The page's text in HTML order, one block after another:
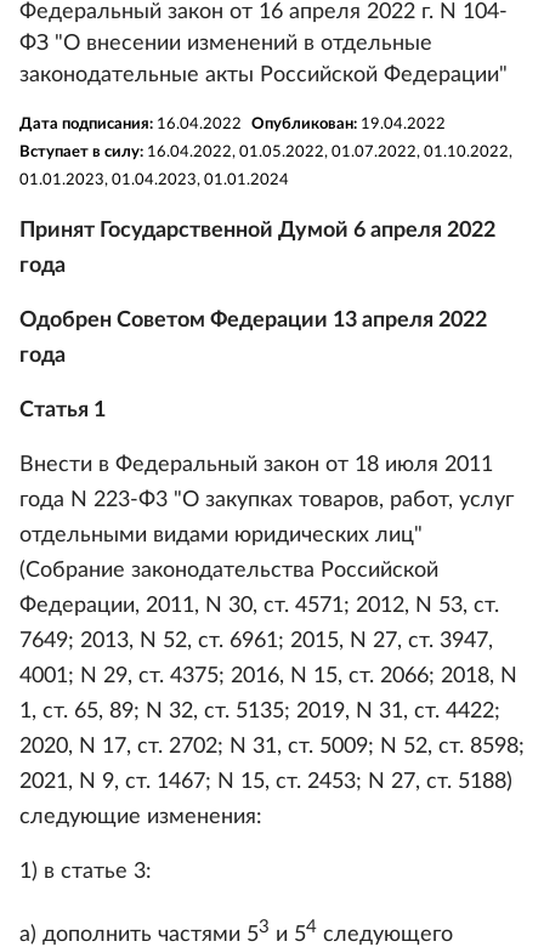
Федеральный закон от 16 апреля 2022 г. N 104-
ФЗ "О внесении изменений в отдельные
законодательные акты Российской Федерации"
Дата подписания: 16.04.2022 Опубликован: 19.04.2022
Вступает в силу: 16.04.2022, 01.05.2022, 01.07.2022, 01.10.2022,
01.01.2023, 01.04.2023, 01.01.2024
Принят Государственной Думой 6 апреля 2022
года
Одобрен Советом Федерации 13 апреля 2022
года
Статья 1
Внести в Федеральный закон от 18 июля 2011
года N 223-Ф3 "О закупках товаров, работ, услуг
отдельными видами юридических лиц"
(Собрание законодательства Российской
Федерации, 2011, N 30, ст. 4571; 2012, N 53, ст.
7649; 2013, N 52, ст. 6961; 2015, N 27, ст. 3947,
4001; N 29, ст. 4375; 2016, N 15, ст. 2066; 2018, N
1, ст. 65, 89; N 32, ст. 5135; 2019, N 31, ст. 4422;
2020, N 17, ст. 2702; N 31, ст. 5009; N 52, ст. 8598;
2021, N 9, ст. 1467; N 15, ст. 2453; N 27, ст. 5188)
следующие изменения:
1) в статье 3:
а) дополнить частями 53 и 54 следующего